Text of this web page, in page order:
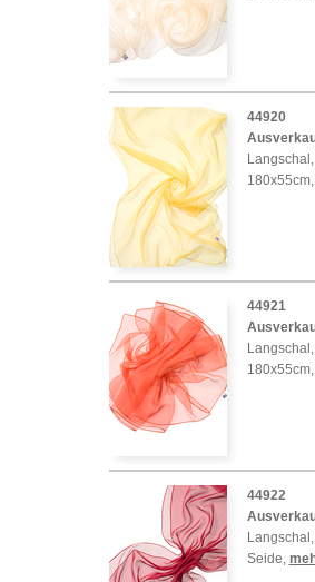
44920
44921
44922
Seide,